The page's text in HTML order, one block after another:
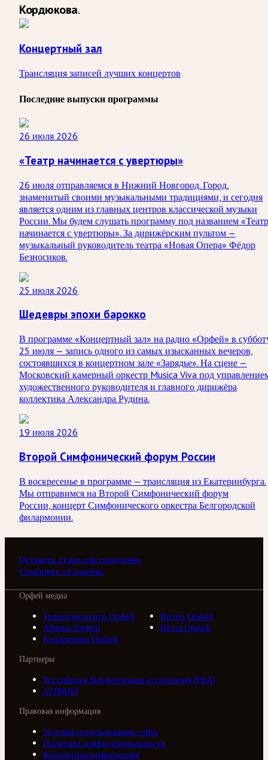
Кордюкова.
Концертный зал
Трансляция записей лучших концертов
Последние выпуски программы
26 июля 2026
«Театр начинается с увертюры»
26 июля отправляемся в Нижний Новгород. Город,
знаменитый своими музыкальными традициями, и сегодня
является одним из главных центров классической музыки
России. Мы будем слушать программу под названием «Театр
начинается с увертюры». За дирижёрским пультом —
музыкальный руководитель театра «Новая Опера» Фёдор
Безносиков.
25 июля 2026
Шедевры эпохи барокко
В программе «Концертный зал» на радио «Орфей» в
25 июля — запись одного из самых изысканных вечеров,
состоявшихся в концертном зале «Зарядье». На сцене —
Московский камерный оркестр Musica Viva под
художественного руководителя и главного дирижёра
коллектива Александра Рудина.
19 июля 2026
Второй Симфонический форум России
В воскресенье в программе — трансляция из Екатеринбурга.
Мы отправимся на Второй Симфонический форум
России, концерт Симфонического оркестра Белгородской
филармонии.
Оставить отзыв или пожелание
Сообщить об ошибке
Орфей медиа
Телерадиоцентр Орфей
Видео Орфей
Афиша Орфей
Ноты Орфей
Коллективы Орфей
Партнеры
Российская библиотечная ассоциация (РБА)
///ТРАКТ
Правовая информация
Условия использования сайта
Политика конфиденциальности
Контактная информация